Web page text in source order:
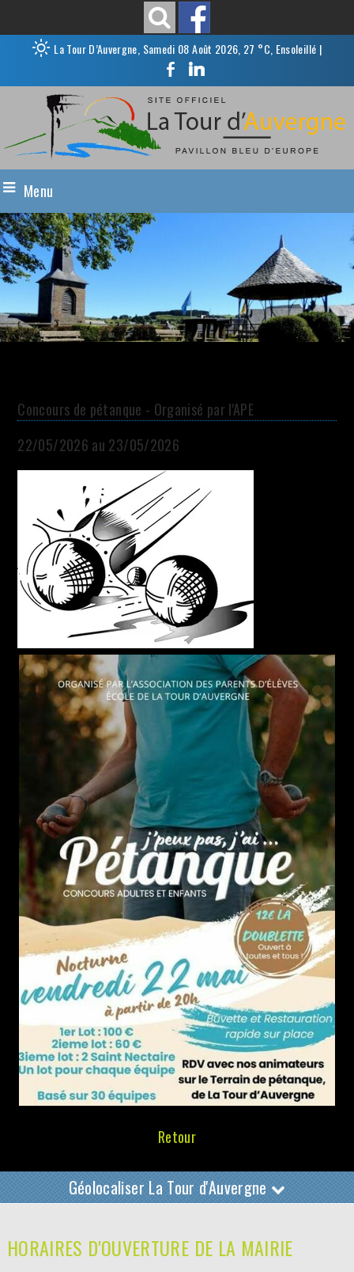
La Tour D’Auvergne, Samedi 08 Août 2026, 27 °C, Ensoleillé |
Menu
Concours de pétanque - Organisé par l'APE
22/05/2026 au 23/05/2026
Retour
Géolocaliser La Tour d'Auvergne
HORAIRES D'OUVERTURE DE LA MAIRIE